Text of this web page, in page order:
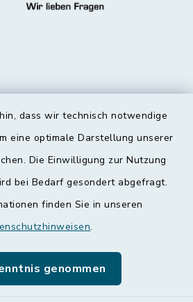
dass wir technisch notwendige
eine optimale Darstellung unserer
Die Einwilligung zur Nutzung
bei Bedarf gesondert abgefragt.
finden Sie in unseren
.
genommen
Kontakt
Datenschutz
Sprache